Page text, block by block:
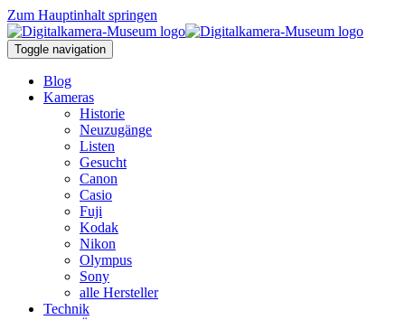
Zum Hauptinhalt springen
Toggle navigation
Blog
Kameras
Historie
Neuzugänge
Listen
Gesucht
Canon
Casio
Fuji
Kodak
Nikon
Olympus
Sony
alle Hersteller
Technik